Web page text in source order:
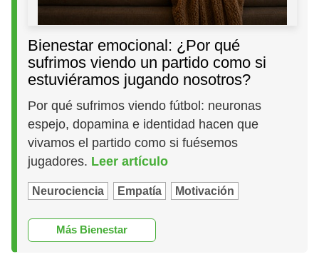
Bienestar emocional: ¿Por qué
sufrimos viendo un partido como si
estuviéramos jugando nosotros?
Por qué sufrimos viendo fútbol: neuronas
espejo, dopamina e identidad hacen que
vivamos el partido como si fuésemos
jugadores. Leer artículo
Neurociencia Empatía Motivación
Más Bienestar